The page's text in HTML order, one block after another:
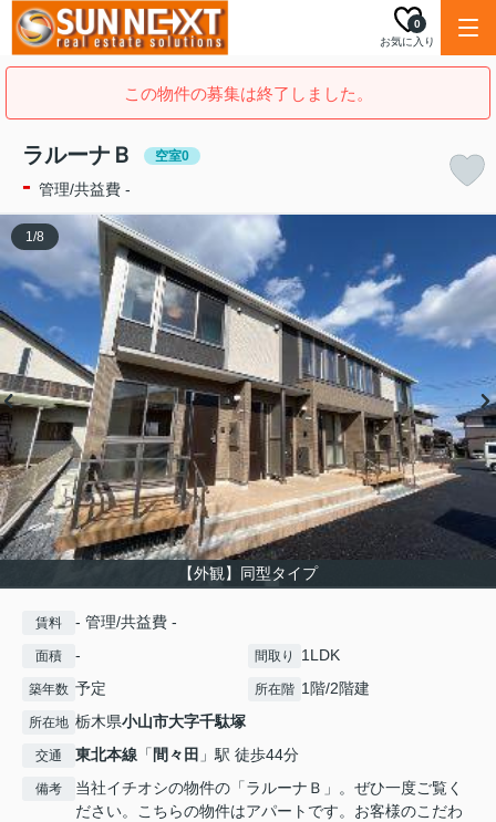
お気に入り
0
この物件の募集は終了しました。
ラルーナＢ 空室0
- 管理/共益費 -
【外観】同型タイプ
1/8
賃料 - 管理/共益費 -
面積 - 間取り 1LDK
築年数 予定 所在階 1階/2階建
所在地 栃木県小山市大字千駄塚
交通 東北本線 「 間々田 」駅 徒歩44分
備考
当社イチオシの物件の「ラルーナＢ」。ぜひ一度ご覧く
ださい。こちらの物件はアパートです。お客様のこだわ